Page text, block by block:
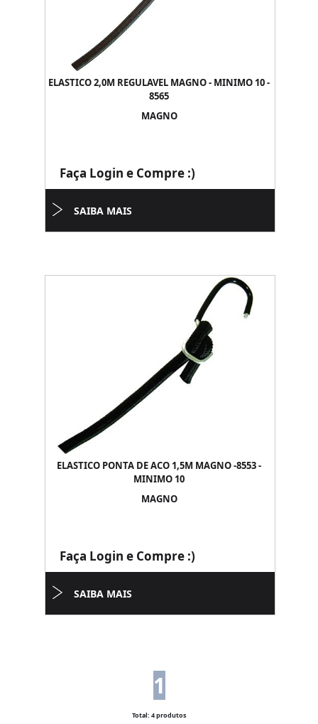
ELASTICO 2,0M REGULAVEL MAGNO - MINIMO 10 -
8565
MAGNO
Faça Login e Compre :)
SAIBA MAIS
ELASTICO PONTA DE ACO 1,5M MAGNO -8553 -
MINIMO 10
MAGNO
Faça Login e Compre :)
SAIBA MAIS
1
Total: 4 produtos